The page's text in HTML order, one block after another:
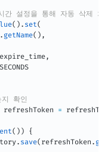
설정을 통해 자동 삭제 처
( ) . set(
. getName( ) ,
,
확인
refreshToken =
( ) )
{
. save( refreshToken . get